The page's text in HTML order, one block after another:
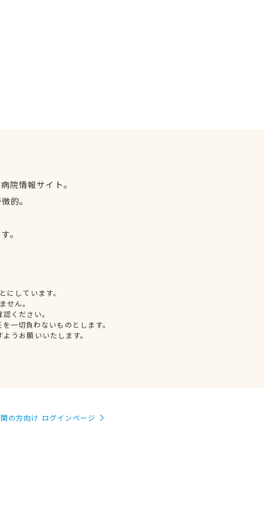
院情報サイト。
的。
。
しています。
せん。
ください。
一切負わないものとします。
うお願いいたします。
の方向け ログインページ